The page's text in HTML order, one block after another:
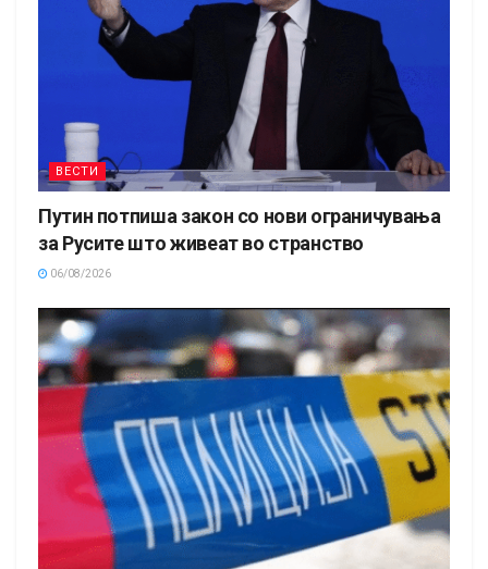
ВЕСТИ
Путин потпиша закон со нови ограничувања
за Русите што живеат во странство
06/08/2026